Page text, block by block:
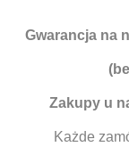
Gwarancja na
Zakupy u
Każde